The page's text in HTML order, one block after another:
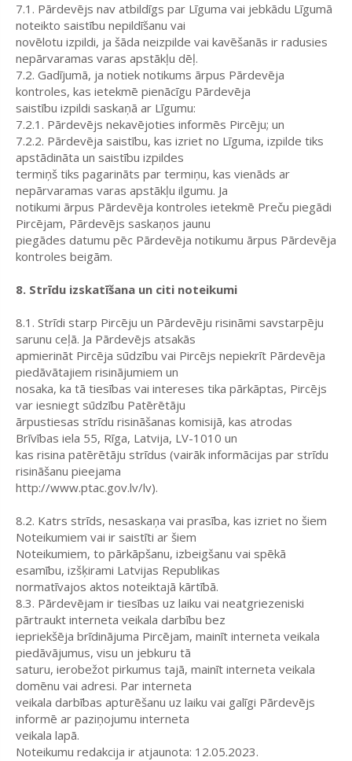
7.1. Pārdevējs nav atbildīgs par Līguma vai jebkādu Līgumā
noteikto saistību nepildīšanu vai
novēlotu izpildi, ja šāda neizpilde vai kavēšanās ir radusies
nepārvaramas varas apstākļu dēļ.
7.2. Gadījumā, ja notiek notikums ārpus Pārdevēja
kontroles, kas ietekmē pienācīgu Pārdevēja
saistību izpildi saskaņā ar Līgumu:
7.2.1. Pārdevējs nekavējoties informēs Pircēju; un
7.2.2. Pārdevēja saistību, kas izriet no Līguma, izpilde tiks
apstādināta un saistību izpildes
termiņš tiks pagarināts par termiņu, kas vienāds ar
nepārvaramas varas apstākļu ilgumu. Ja
notikumi ārpus Pārdevēja kontroles ietekmē Preču piegādi
Pircējam, Pārdevējs saskaņos jaunu
piegādes datumu pēc Pārdevēja notikumu ārpus Pārdevēja
kontroles beigām.
8. Strīdu izskatīšana un citi noteikumi
8.1. Strīdi starp Pircēju un Pārdevēju risināmi savstarpēju
sarunu ceļā. Ja Pārdevējs atsakās
apmierināt Pircēja sūdzību vai Pircējs nepiekrīt Pārdevēja
piedāvātajiem risinājumiem un
nosaka, ka tā tiesības vai intereses tika pārkāptas, Pircējs
var iesniegt sūdzību Patērētāju
ārpustiesas strīdu risināšanas komisijā, kas atrodas
Brīvības iela 55, Rīga, Latvija, LV-1010 un
kas risina patērētāju strīdus (vairāk informācijas par strīdu
risināšanu pieejama
http://www.ptac.gov.lv/lv).
8.2. Katrs strīds, nesaskaņa vai prasība, kas izriet no šiem
Noteikumiem vai ir saistīti ar šiem
Noteikumiem, to pārkāpšanu, izbeigšanu vai spēkā
esamību, izšķirami Latvijas Republikas
normatīvajos aktos noteiktajā kārtībā.
8.3. Pārdevējam ir tiesības uz laiku vai neatgriezeniski
pārtraukt interneta veikala darbību bez
iepriekšēja brīdinājuma Pircējam, mainīt interneta veikala
piedāvājumus, visu un jebkuru tā
saturu, ierobežot pirkumus tajā, mainīt interneta veikala
domēnu vai adresi. Par interneta
veikala darbības apturēšanu uz laiku vai galīgi Pārdevējs
informē ar paziņojumu interneta
veikala lapā.
Noteikumu redakcija ir atjaunota: 12.05.2023.